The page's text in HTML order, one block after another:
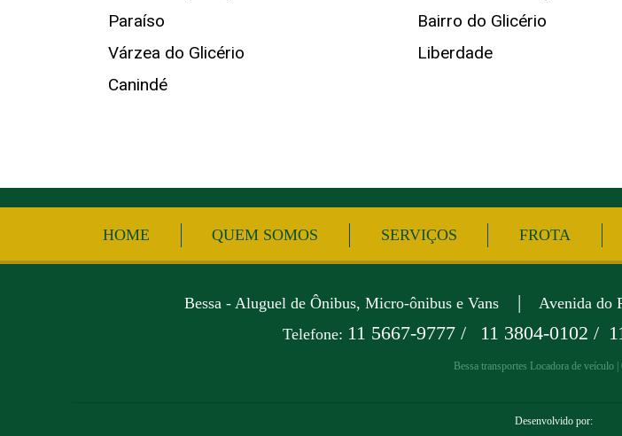
Paraíso
Várzea do Glicério
Canindé
Bairro do Glicério
Liberdade
HOME QUEM SOMOS SERVIÇOS FROTA
Bessa - Aluguel de Ônibus, Micro-ônibus e Vans |
Avenida do
Telefone: 11 5667-9777 / 11 3804-0102 /
Bessa transportes Locadora de veículo
Desenvolvido por: